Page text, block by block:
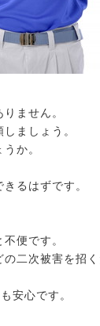
ません。
ましょう。
か。
るはずです。
便です。
二次被害を招
安心です。